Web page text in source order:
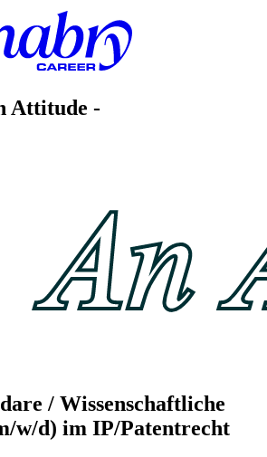
Attitude -
/ Wissenschaftliche
w/d) im IP/Patentrecht